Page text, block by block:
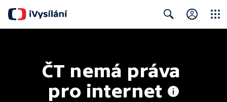
ČT nemá práva
pro internet